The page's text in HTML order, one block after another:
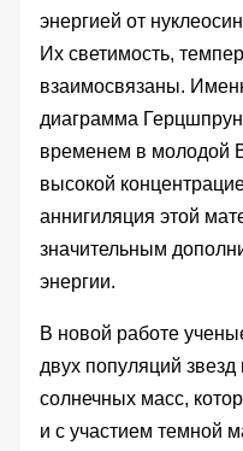
энергией от
Их светимость,
взаимосвязаны.
диаграмма
временем в молодой
высокой
аннигиляция этой
значительным
энергии.
В новой работе
двух популяций
солнечных масс,
и с участием темной